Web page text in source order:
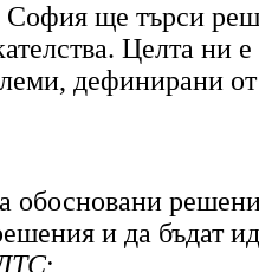
ще търси
Целта ни
дефинирани
обосновани
и да
;